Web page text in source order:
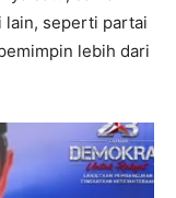
lain, seperti partai
lebih dari